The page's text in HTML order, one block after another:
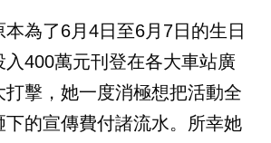
為了6月4日至6月7日的生日
入400萬元刊登在各大車站廣
擊，她一度消極想把活動全
下的宣傳費付諸流水。所幸她